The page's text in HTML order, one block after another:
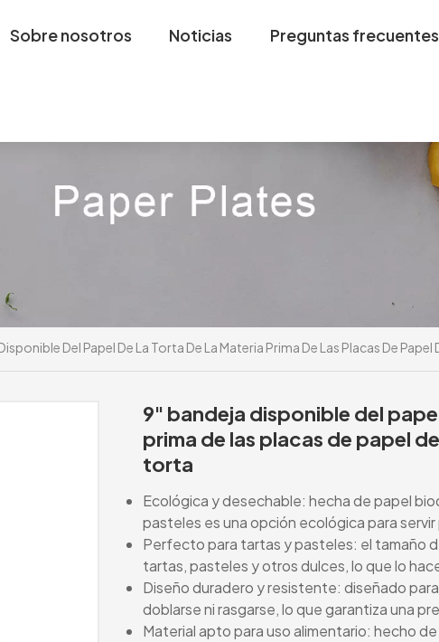
Sobre nosotros Noticias Preguntas frecuentes
Del Papel De La Torta De La Materia Prima De Las Placas De
9" bandeja disponible del
prima de las placas de papel
torta
Ecológica y desechable: hecha de papel
pasteles es una opción ecológica para
Perfecto para tartas y pasteles: el tamaño
tartas, pasteles y otros dulces, lo que lo
Diseño duradero y resistente: diseñado
doblarse ni rasgarse, lo que garantiza una
Material apto para uso alimentario: hecho